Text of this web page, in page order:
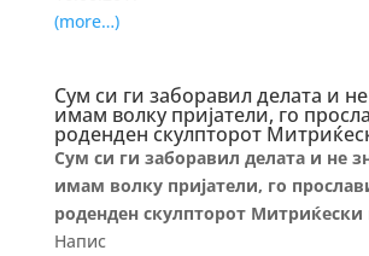
(more…)
Сум си ги заборавил делата и
имам волку пријатели, го
роденден скулпторот
Сум си ги заборавил делата и не
имам волку пријатели, го
роденден скулпторот
Напис